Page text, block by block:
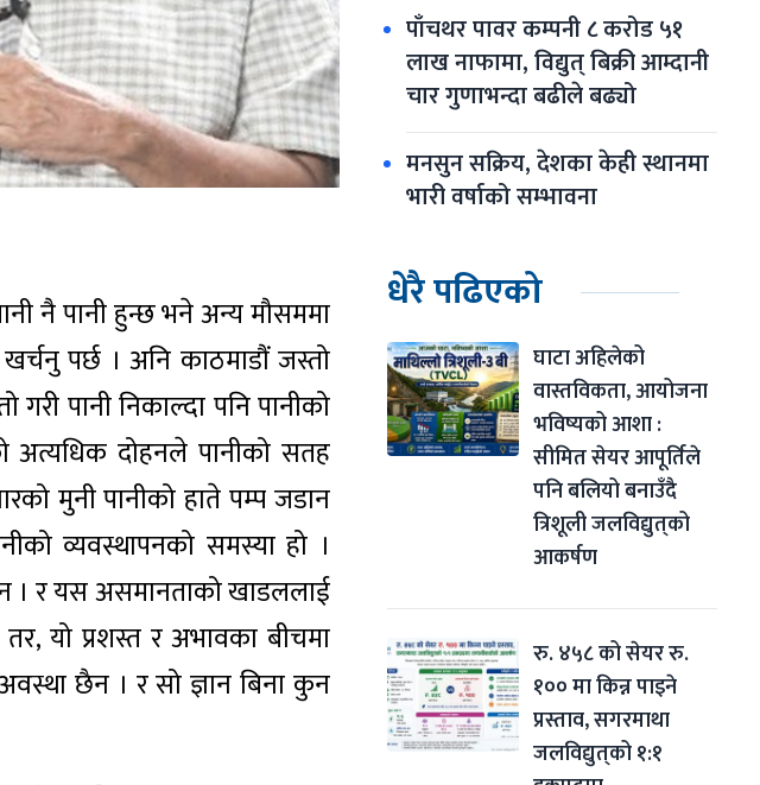
नै पानी हुन्छ भने अन्य मौसममा
पर्छ । अनि काठमाडौं जस्तो
पानी निकाल्दा पनि पानीको
अत्यधिक दोहनले पानीको सतह
मुनी पानीको हाते पम्प जडान
व्यवस्थापनको समस्या हो ।
। र यस असमानताको खाडललाई
यो प्रशस्त र अभावका बीचमा
छैन । र सो ज्ञान बिना कुन
पाँचथर पावर कम्पनी ८ करोड ५१
लाख नाफामा, विद्युत् बिक्री आम्दानी
चार गुणाभन्दा बढीले बढ्यो
मनसुन सक्रिय, देशका केही स्थानमा
भारी वर्षाको सम्भावना
धेरै पढिएको
घाटा अहिलेको
वास्तविकता, आयोजना
भविष्यको आशा :
सीमित सेयर आपूर्तिले
पनि बलियो बनाउँदै
त्रिशूली जलविद्युत्‌को
आकर्षण
रु. ४५८ को सेयर रु.
१०० मा किन्न पाइने
प्रस्ताव, सगरमाथा
जलविद्युत्‌को १:१